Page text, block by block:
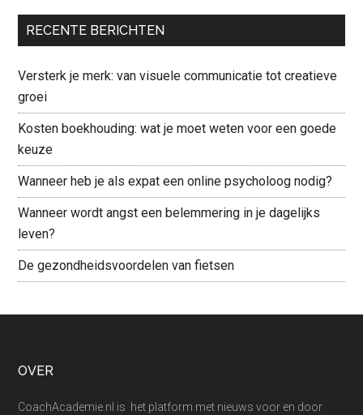
RECENTE BERICHTEN
Versterk je merk: van visuele communicatie tot creatieve
groei
Kosten boekhouding: wat je moet weten voor een goede
keuze
Wanneer heb je als expat een online psycholoog nodig?
Wanneer wordt angst een belemmering in je dagelijks
leven?
De gezondheidsvoordelen van fietsen
Footer
OVER
CoachAcademie.nl is het platform met nieuws voor en door